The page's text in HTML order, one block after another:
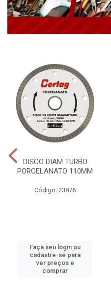
DISCO DIAM TURBO
PORCELANATO 110MM
Código: 23876
Faça seu login ou
cadastre-se para
ver preços e
comprar